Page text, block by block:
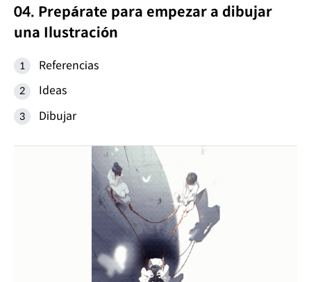
04. Prepárate para empezar a dibujar
una Ilustración
Referencias
Ideas
Dibujar